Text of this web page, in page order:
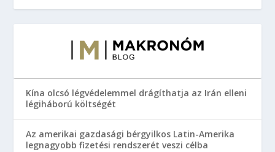
Kína olcsó légvédelemmel drágíthatja az Irán elleni
légiháború költségét
Az amerikai gazdasági bérgyilkos Latin-Amerika
legnagyobb fizetési rendszerét veszi célba